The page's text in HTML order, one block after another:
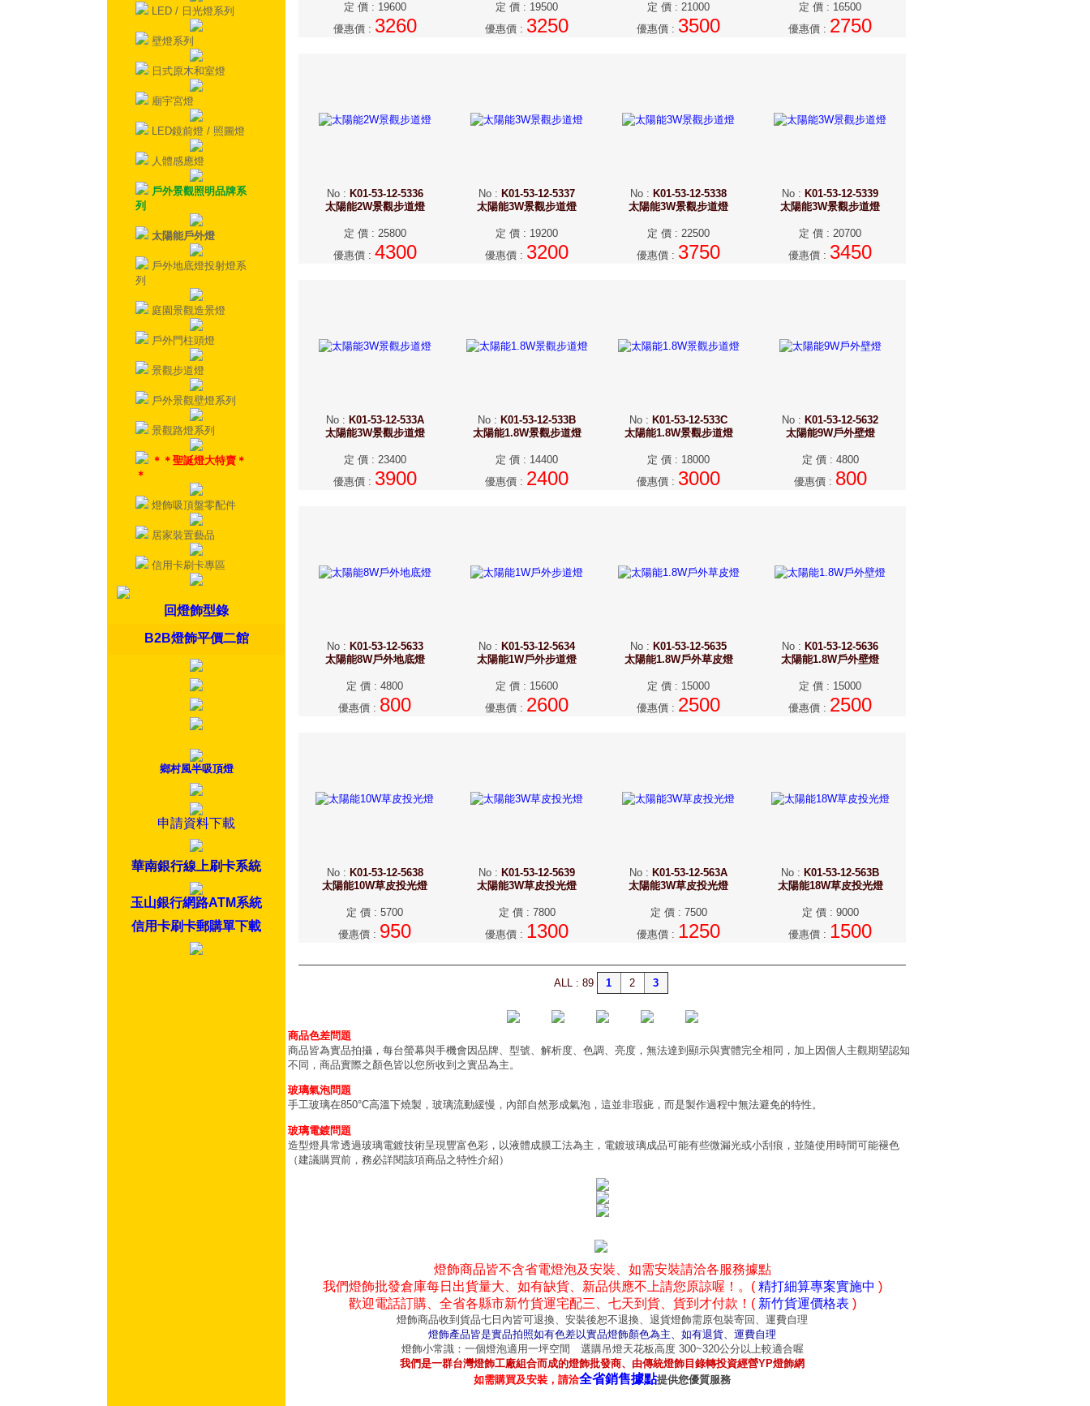
LED / 日光燈系列
壁燈系列
日式原木和室燈
廟宇宮燈
LED鏡前燈 / 照圖燈
人體感應燈
戶外景觀照明品牌系
列
太陽能戶外燈
戶外地底燈投射燈系
列
庭園景觀造景燈
戶外門柱頭燈
景觀步道燈
戶外景觀壁燈系列
景觀路燈系列
＊＊聖誕燈大特賣＊
＊
燈飾吸頂盤零配件
居家裝置藝品
信用卡刷卡專區
回燈飾型錄
B2B燈飾平價二館
鄉村風半吸頂燈
申請資料下載
華南銀行線上刷卡系統
玉山銀行網路ATM系統
信用卡刷卡郵購單下載
定 價: 19600
優惠價: 3260
定 價 : 19500
優惠價 : 3250
定 價 : 21000
優惠價 : 3500
定 價 : 16500
優惠價 : 2750
No: K01-53-12-5336
太陽能2W景觀步道燈
定 價: 25800
優惠價: 4300
No : K01-53-12-5337
太陽能3W景觀步道燈
定 價 : 19200
優惠價 : 3200
No : K01-53-12-5338
太陽能3W景觀步道燈
定 價 : 22500
優惠價 : 3750
No : K01-53-12-5339
太陽能3W景觀步道燈
定 價 : 20700
優惠價 : 3450
No: K01-53-12-533A
太陽能3W景觀步道燈
定 價: 23400
優惠價: 3900
No : K01-53-12-533B
太陽能1.8W景觀步道燈
定 價 : 14400
優惠價 : 2400
No : K01-53-12-533C
太陽能1.8W景觀步道燈
定 價 : 18000
優惠價 : 3000
No : K01-53-12-5632
太陽能9W戶外壁燈
定 價: 4800
優惠價: 800
No: K01-53-12-5633
太陽能8W戶外地底燈
定 價 : 4800
優惠價 : 800
No : K01-53-12-5634
太陽能1W戶外步道燈
定 價 : 15600
優惠價 : 2600
No : K01-53-12-5635
太陽能1.8W戶外草皮燈
定 價 : 15000
優惠價 : 2500
No : K01-53-12-5636
太陽能1.8W戶外壁燈
定 價 : 15000
優惠價 : 2500
No: K01-53-12-5638
太陽能10W草皮投光燈
定 價 : 5700
優惠價 : 950
No : K01-53-12-5639
太陽能3W草皮投光燈
定 價: 7800
優惠價 : 1300
No : K01-53-12-563A
太陽能3W草皮投光燈
定 價: 7500
優惠價 : 1250
No : K01-53-12-563B
太陽能18W草皮投光燈
定 價: 9000
優惠價 : 1500
ALL : 89 1 2 3
商品色差問題
商品皆為實品拍攝，每台螢幕與手機會因品牌、型號、解析度、色調、亮度，無法達到顯示與實體完全相同，加上因個人主觀期望認知
不同，商品實際之顏色皆以您所收到之實品為主。
玻璃氣泡問題
手工玻璃在850°C高溫下燒製，玻璃流動緩慢，內部自然形成氣泡，這並非瑕疵，而是製作過程中無法避免的特性。
玻璃電鍍問題
造型燈具常透過玻璃電鍍技術呈現豐富色彩，以液體成膜工法為主，電鍍玻璃成品可能有些微漏光或小刮痕，並隨使用時間可能褪色
（建議購買前，務必詳閱該項商品之特性介紹）
燈飾商品皆不含省電燈泡及安裝、如需安裝請洽各服務據點
我們燈飾批發倉庫每日出貨量大、如有缺貨、新品供應不上請您原諒喔！。( 精打細算專案實施中 )
歡迎電話訂購、全省各縣市新竹貨運宅配三、七天到貨、貨到才付款！( 新竹貨運價格表 )
燈飾商品收到貨品七日內皆可退換、安裝後恕不退換、退貨燈飾需原包裝寄回、運費自理
燈飾產品皆是實品拍照如有色差以實品燈飾顏色為主、如有退貨、運費自理
燈飾小常識：一個燈泡適用一坪空間 選購吊燈天花板高度 300~320公分以上較適合喔
我們是一群台灣燈飾工廠組合而成的燈飾批發商、由傳統燈飾目錄轉投資經營YP燈飾網
如需購買及安裝，請洽全省銷售據點提供您優質服務